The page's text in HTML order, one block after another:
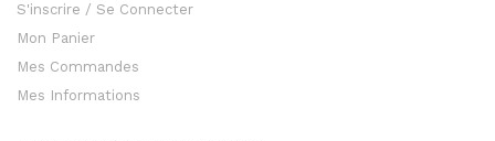
S'inscrire / Se Connecter
Mon Panier
Mes Commandes
Mes Informations